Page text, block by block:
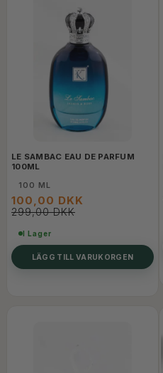
LE SAMBAC EAU DE PARFUM
100ML
100 ML
100,00 DKK
299,00 DKK
I Lager
LÄGG TILL VARUKORGEN